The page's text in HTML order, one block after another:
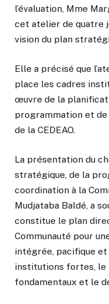
l’évaluation, Mme
cet atelier de quatre
vision du plan
Elle a précisé que
place les cadres
œuvre de la
programmation et de
de la CEDEAO.
La présentation du
stratégique, de la
coordination à la
Mudjataba Baldé, a
constitue le plan
Communauté pour
intégrée, pacifique
institutions fortes, le
fondamentaux et le